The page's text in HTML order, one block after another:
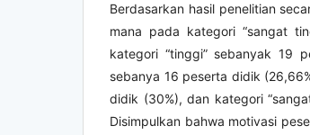
Berdasarkan hasil penelitian
mana pada kategori “sangat
kategori “tinggi” sebanyak 19
sebanya 16 peserta didik
didik (30%), dan kategori
Disimpulkan bahwa motivasi